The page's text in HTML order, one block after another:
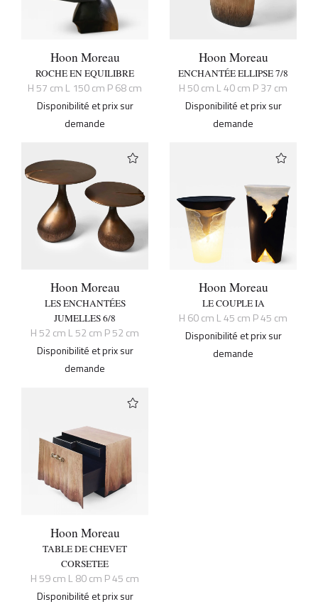
Hoon Moreau
ROCHE EN EQUILIBRE
H 57 cm L 150 cm P 68 cm
Disponibilité et prix sur
demande
Hoon Moreau
ENCHANTÉE ELLIPSE 7/8
H 50 cm L 40 cm P 37 cm
Disponibilité et prix sur
demande
Hoon Moreau
LES ENCHANTÉES
JUMELLES 6/8
H 52 cm L 52 cm P 52 cm
Disponibilité et prix sur
demande
Hoon Moreau
LE COUPLE IA
H 60 cm L 45 cm P 45 cm
Disponibilité et prix sur
demande
Hoon Moreau
TABLE DE CHEVET
CORSETEE
H 59 cm L 80 cm P 45 cm
Disponibilité et prix sur